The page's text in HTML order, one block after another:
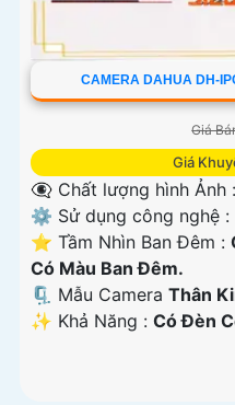
CAMERA DAHUA DH-
Giá
Giá
👁️‍🗨 Chất lượng hình Ảnh :
⚙ Sử dụng công nghệ :
⭐ Tầm Nhìn Ban Đêm :
Có Màu Ban Đêm.
🗜️ Mẫu Camera Thân
️✨ Khả Năng : Có Đèn